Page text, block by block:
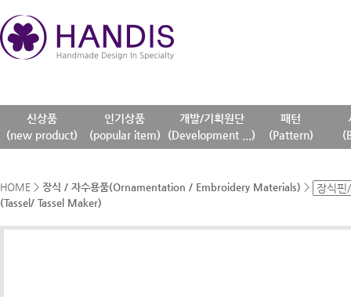
신상품
(new product)
인기상품
(popular item)
개발/기획원단
(Development ...)
패턴
(Pattern)
HOME > 장식 / 자수용품(Ornamentation / Embroidery Materials) >
(Tassel/ Tassel Maker)